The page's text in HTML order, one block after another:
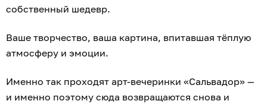
собственный шедевр.
Ваше творчество, ваша картина, впитавшая тёплую
атмосферу и эмоции.
Именно так проходят арт-вечеринки «Сальвадор» —
и именно поэтому сюда возвращаются снова и